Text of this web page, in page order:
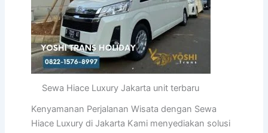
Sewa Hiace Luxury Jakarta unit terbaru
Kenyamanan Perjalanan Wisata dengan Sewa
Hiace Luxury di Jakarta Kami menyediakan solusi